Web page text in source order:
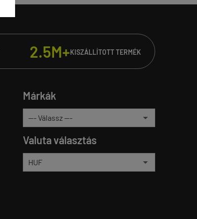
2.5M+KISZÁLLÍTOTT TERMÉK
Márkák
Valuta választás